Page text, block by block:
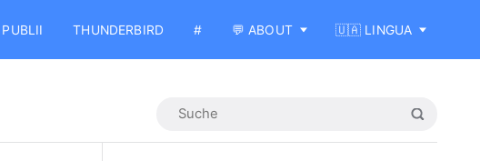
PUBLII THUNDERBIRD # 💬 ABOUT 🇺🇦 LINGUA